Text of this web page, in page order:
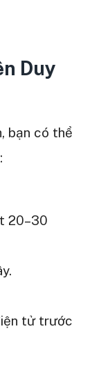
Duy
bạn có thể
20–30
tử trước